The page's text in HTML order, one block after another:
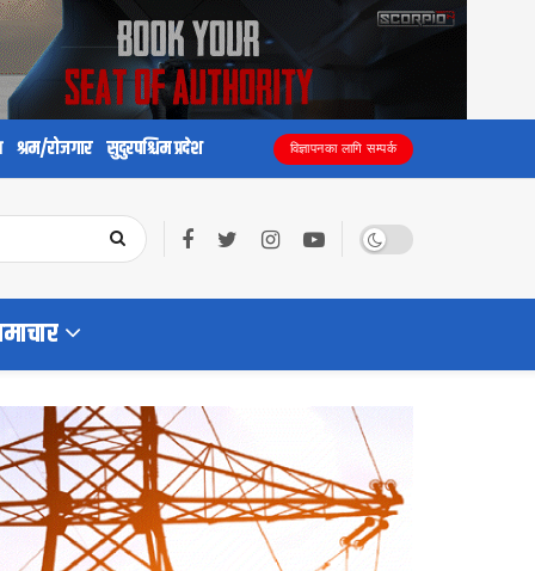
श्रम/रोजगार सुदुरपश्चिम प्रदेश विज्ञापनका लागि सम्पर्क